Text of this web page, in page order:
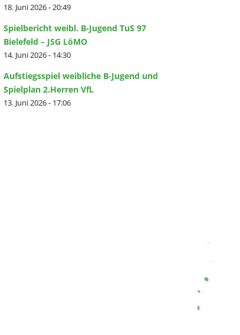
18. Juni 2026 - 20:49
Spielbericht weibl. B-Jugend TuS 97
Bielefeld – JSG LöMO
14. Juni 2026 - 14:30
Aufstiegsspiel weibliche B-Jugend und
Spielplan 2.Herren VfL
13. Juni 2026 - 17:06